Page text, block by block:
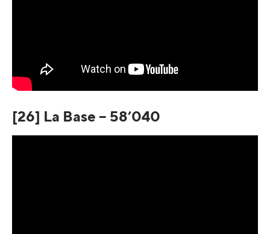
[26] La Base – 58’040